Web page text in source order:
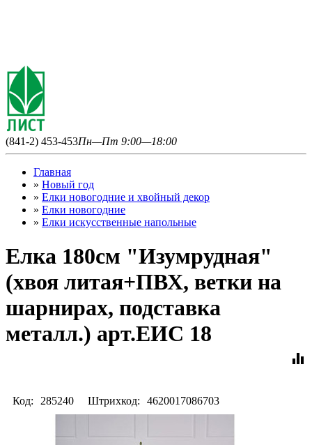
(841-2) 453-453Пн—Пт 9:00—18:00
Главная
» Новый год
» Елки новогодние и хвойный декор
» Елки новогодние
» Елки искусственные напольные
Елка 180см "Изумрудная"
(хвоя литая+ПВХ, ветки на
шарнирах, подставка
металл.) арт.ЕИС 18
equalizer
Код: 285240 Штрихкод: 4620017086703